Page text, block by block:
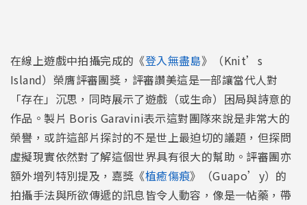
在線上遊戲中拍攝完成的《登入無盡島》（Knit’s
Island）榮膺評審團獎，評審讚美這是一部讓當代人對
「存在」沉思，同時展示了遊戲（或生命）困局與詩意的
作品。製片 Boris Garavini表示這對團隊來說是非常大的
榮譽，或許這部片探討的不是世上最迫切的議題，但探問
虛擬現實依然對了解這個世界具有很大的幫助。評審團亦
額外增列特別提及，嘉獎《植癒傷痕》（Guapo’y）的
拍攝手法與所欲傳遞的訊息皆令人動容，像是一帖藥，帶